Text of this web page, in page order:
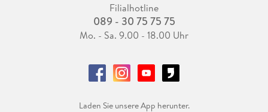
Filialhotline
089 - 30 75 75 75
Mo. - Sa. 9.00 - 18.00 Uhr
Laden Sie unsere App herunter.